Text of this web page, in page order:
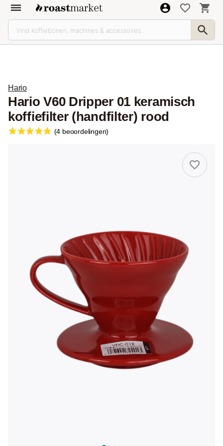
Hario
Hario V60 Dripper 01 keramisch
koffiefilter (handfilter) rood
(4 beoordelingen)